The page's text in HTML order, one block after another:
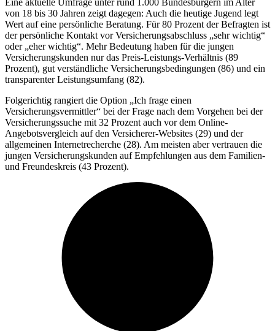
von 18 bis 30 Jahren zeigt dagegen: Auch die heutige Jugend legt
Wert auf eine persönliche Beratung. Für 80 Prozent der Befragten ist
der persönliche Kontakt vor Versicherungsabschluss „sehr wichtig“
oder „eher wichtig“. Mehr Bedeutung haben für die jungen
Versicherungskunden nur das Preis-Leistungs-Verhältnis (89
Prozent), gut verständliche Versicherungsbedingungen (86) und ein
transparenter Leistungsumfang (82).
Folgerichtig rangiert die Option „Ich frage einen
Versicherungsvermittler“ bei der Frage nach dem Vorgehen bei der
Versicherungssuche mit 32 Prozent auch vor dem Online-
Angebotsvergleich auf den Versicherer-Websites (29) und der
allgemeinen Internetrecherche (28). Am meisten aber vertrauen die
jungen Versicherungskunden auf Empfehlungen aus dem Familien-
und Freundeskreis (43 Prozent).